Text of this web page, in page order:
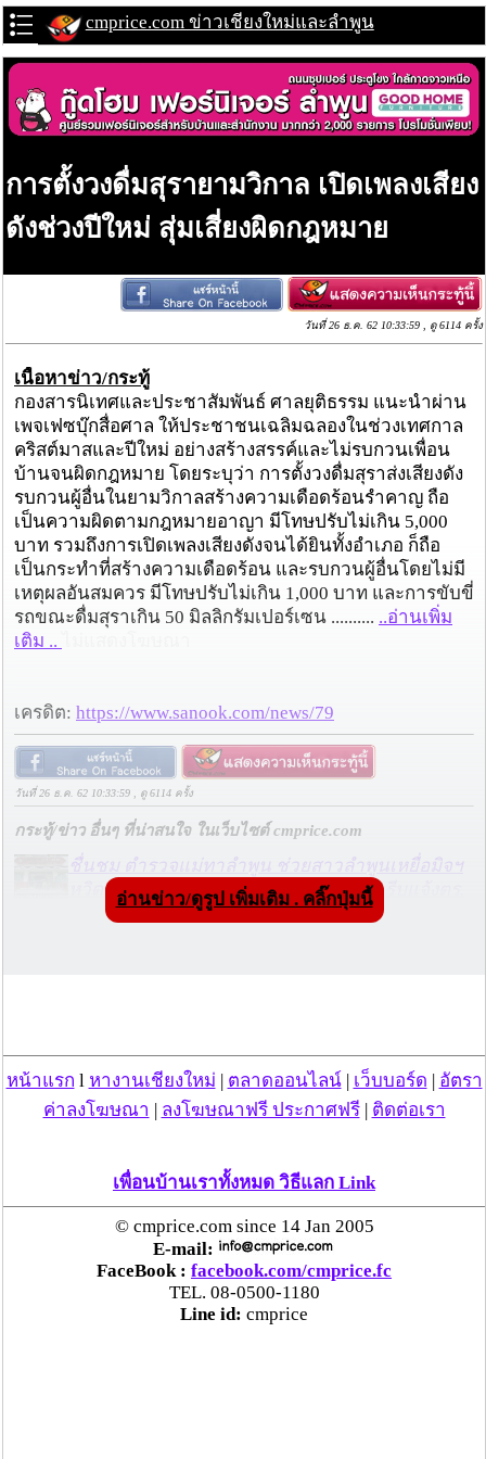
cmprice.com ข่าวเชียงใหม่และลำพูน
การตั้งวงดื่มสุรายามวิกาล เปิดเพลงเสียง
ดังช่วงปีใหม่ สุ่มเสี่ยงผิดกฎหมาย
วันที่ 26 ธ.ค. 62 10:33:59 , ดู 6114 ครั้ง
เนื้อหาข่าว/กระทู้
กองสารนิเทศและประชาสัมพันธ์ ศาลยุติธรรม แนะนำผ่าน
เพจเฟซบุ๊กสื่อศาล ให้ประชาชนเฉลิมฉลองในช่วงเทศกาล
คริสต์มาสและปีใหม่ อย่างสร้างสรรค์และไม่รบกวนเพื่อน
บ้านจนผิดกฎหมาย โดยระบุว่า การตั้งวงดื่มสุราส่งเสียงดัง
รบกวนผู้อื่นในยามวิกาลสร้างความเดือดร้อนรำคาญ ถือ
เป็นความผิดตามกฎหมายอาญา มีโทษปรับไม่เกิน 5,000
บาท รวมถึงการเปิดเพลงเสียงดังจนได้ยินทั้งอำเภอ ก็ถือ
เป็นกระทำที่สร้างความเดือดร้อน และรบกวนผู้อื่นโดยไม่มี
เหตุผลอันสมควร มีโทษปรับไม่เกิน 1,000 บาท และการขับขี่
รถขณะดื่มสุราเกิน 50 มิลลิกรัมเปอร์เซน .......... ..อ่านเพิ่ม
เติม ..
เครดิต: https://www.sanook.com/news/79
วันที่ 26 ธ.ค. 62 10:33:59 , ดู 6114 ครั้ง
กระทู้/ข่าว อื่นๆ ที่น่าสนใจ ในเว็บไซต์ cmprice.com
ชื่นชม ตำรวจแม่ทาลำพูน ช่วยสาวลำพูนเหยื่อมิจฯ
หวิดสูญเงินเกือบสองแสน โชคดีรู้ตัวเร็ว! รีบแจ้งตร.
ประสาน สตช.สายด่วน 1441 อายัดบัญชี-ตามเงินได้
แม่สะเรียง ลุยตรวจ “สกุชชี่“ ของเล่นอันตราย พบไร้
“ลาว” ส่ง “24 คนไทย” กลับประเทศผ่านด่าน
เชียงของ เพื่อดำเนินการตามกฎหมาย พบส่วนใหญ่มี
เอี่ยวแก๊งคอลเซ็นเตอร์
“ตรีนุช” เปิดตัวระบบ “e-WorkPermit” ลงทะเบียน
อ่านข่าว/ดูรูป เพิ่มเติม . คลิ๊กปุ่มนี้
หน้าแรก l หางานเชียงใหม่ ตลาดออนไลน์| เว็บบอร์ด
อัตรา
ค่าลงโฆษณา
ลงโฆษณาฟรี ประกาศฟรี| ติดต่อเรา
เพื่อนบ้านเราทั้งหมด วิธีแลก Link
© cmprice.com since 14 Jan 2005
E-mail:
FaceBook : facebook.com/cmprice.fc
TEL. 08-0500-1180
Line id: cmprice